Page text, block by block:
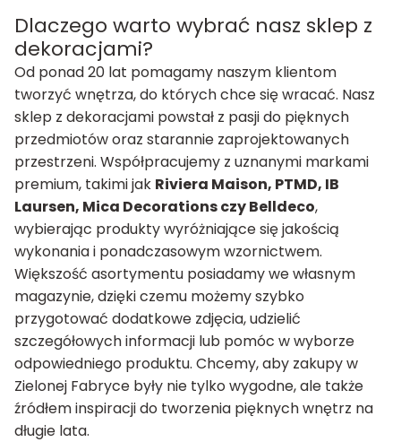
Dlaczego warto wybrać nasz sklep z
dekoracjami?
Od ponad 20 lat pomagamy naszym klientom
tworzyć wnętrza, do których chce się wracać. Nasz
sklep z dekoracjami powstał z pasji do pięknych
przedmiotów oraz starannie zaprojektowanych
przestrzeni. Współpracujemy z uznanymi markami
premium, takimi jak Riviera Maison, PTMD, IB
Laursen, Mica Decorations czy Belldeco,
wybierając produkty wyróżniające się jakością
wykonania i ponadczasowym wzornictwem.
Większość asortymentu posiadamy we własnym
magazynie, dzięki czemu możemy szybko
przygotować dodatkowe zdjęcia, udzielić
szczegółowych informacji lub pomóc w wyborze
odpowiedniego produktu. Chcemy, aby zakupy w
Zielonej Fabryce były nie tylko wygodne, ale także
źródłem inspiracji do tworzenia pięknych wnętrz na
długie lata.